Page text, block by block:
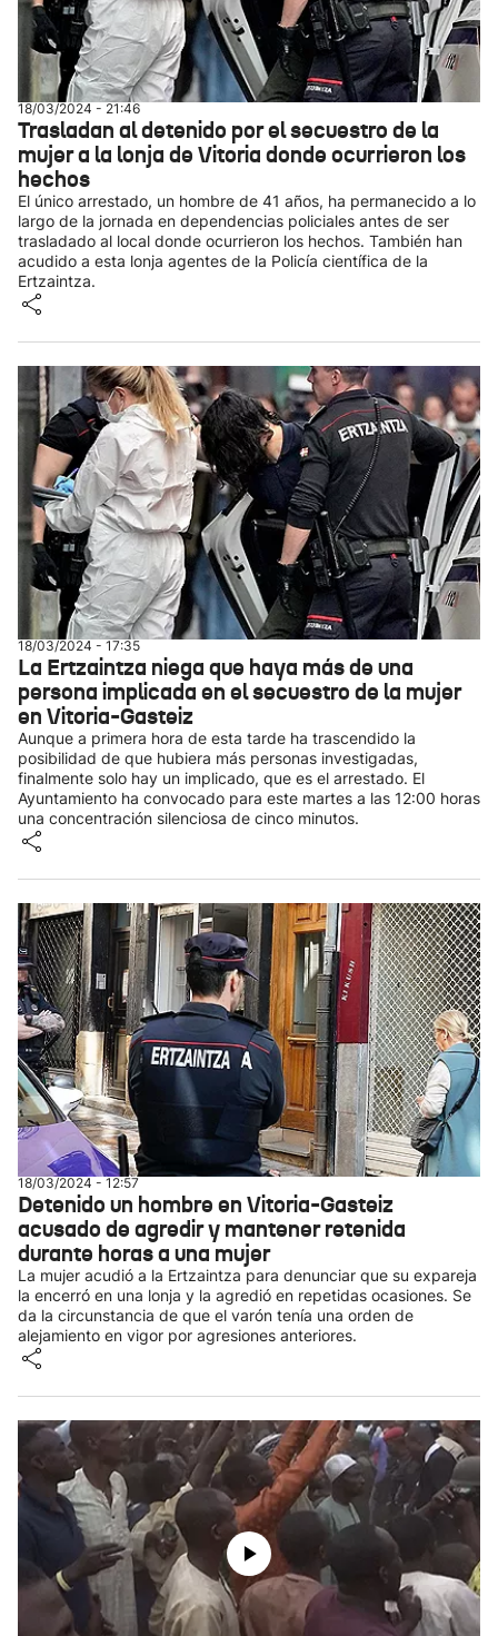
18/03/2024 - 21:46
Trasladan al detenido por el secuestro de la
mujer a la lonja de Vitoria donde ocurrieron los
hechos
El único arrestado, un hombre de 41 años, ha permanecido a lo
largo de la jornada en dependencias policiales antes de ser
trasladado al local donde ocurrieron los hechos. También han
acudido a esta lonja agentes de la Policía científica de la
Ertzaintza.
18/03/2024 - 17:35
La Ertzaintza niega que haya más de una
persona implicada en el secuestro de la mujer
en Vitoria-Gasteiz
Aunque a primera hora de esta tarde ha trascendido la
posibilidad de que hubiera más personas investigadas,
finalmente solo hay un implicado, que es el arrestado. El
Ayuntamiento ha convocado para este martes a las 12:00 horas
una concentración silenciosa de cinco minutos.
18/03/2024 - 12:57
Detenido un hombre en Vitoria-Gasteiz
acusado de agredir y mantener retenida
durante horas a una mujer
La mujer acudió a la Ertzaintza para denunciar que su expareja
la encerró en una lonja y la agredió en repetidas ocasiones. Se
da la circunstancia de que el varón tenía una orden de
alejamiento en vigor por agresiones anteriores.